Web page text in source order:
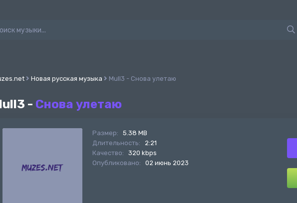
Новая русская музыка Mull3 - Снова улетаю
- Снова улетаю
Размер:
5.38 MB
Длительность:
2:21
Качество:
320 kbps
Опубликовано:
02 июнь 2023